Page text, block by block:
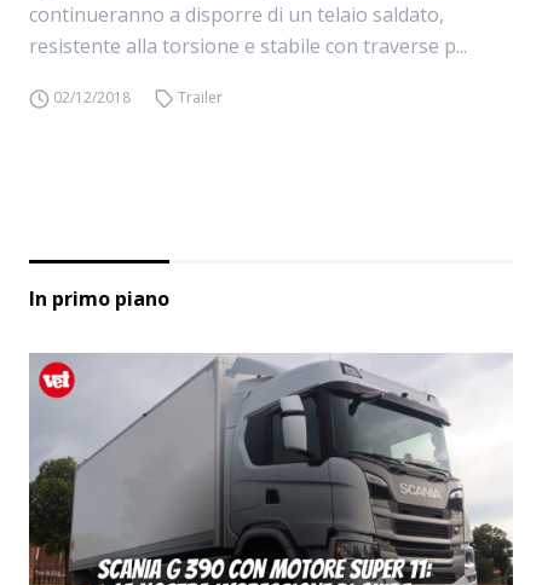
continueranno a disporre di un telaio saldato,
resistente alla torsione e stabile con traverse p...
02/12/2018 Trailer
In primo piano